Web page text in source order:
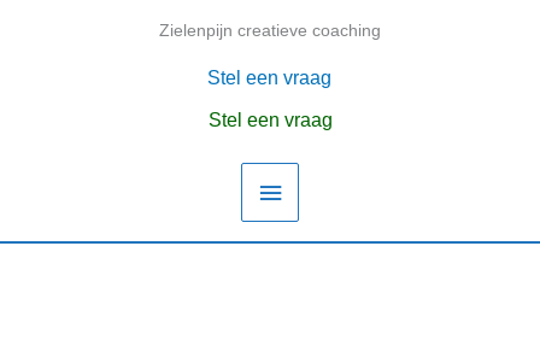
Zielenpijn creatieve coaching
Hoofdmenu
Stel een vraag
Stel een vraag